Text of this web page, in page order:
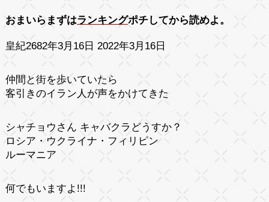
おまいらまずはランキングポチしてから読めよ。
皇紀2682年3月16日 2022年3月16日
仲間と街を歩いていたら
客引きのイラン人が声をかけてきた
シャチョウさん キャバクラどうすか？
ロシア・ウクライナ・フィリピン
ルーマニア
何でもいますよ!!!